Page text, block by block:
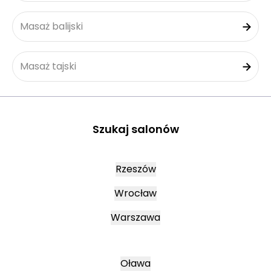
Masaż balijski
Masaż tajski
Szukaj salonów
Rzeszów
Wrocław
Warszawa
Oława